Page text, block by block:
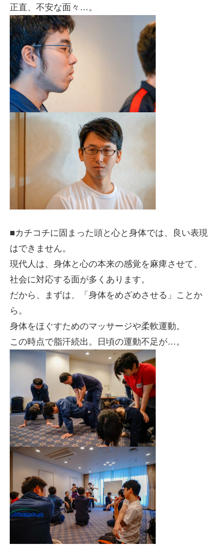
正直、不安な面々…。
■カチコチに固まった頭と心と身体では、良い表現
はできません。
現代人は、身体と心の本来の感覚を麻痺させて、
社会に対応する面が多くあります。
だから、まずは、「身体をめざめさせる」ことか
ら。
身体をほぐすためのマッサージや柔軟運動。
この時点で脂汗続出。日頃の運動不足が…。